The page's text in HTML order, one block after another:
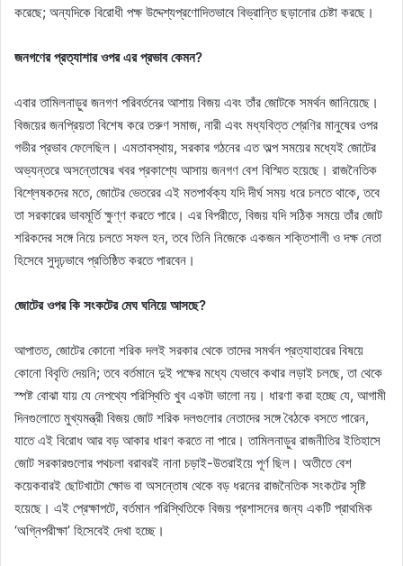
করেছে; অন্যদিকে বিরোধী পক্ষ উদ্দেশ্যপ্রণোদিতভাবে বিভ্রান্তি ছড়ানোর চেষ্টা করছে।
জনগণের প্রত্যাশার ওপর এর প্রভাব কেমন?
এবার তামিলনাড়ুর জনগণ পরিবর্তনের আশায় বিজয় এবং তাঁর জোটকে সমর্থন জানিয়েছে।
বিজয়ের জনপ্রিয়তা বিশেষ করে তরুণ সমাজ, নারী এবং মধ্যবিত্ত শ্রেণির মানুষের ওপর
গভীর প্রভাব ফেলেছিল। এমতাবস্থায়, সরকার গঠনের এত অল্প সময়ের মধ্যেই জোটের
অভ্যন্তরে অসন্তোষের খবর প্রকাশ্যে আসায় জনগণ বেশ বিস্মিত হয়েছে। রাজনৈতিক
বিশ্লেষকদের মতে, জোটের ভেতরের এই মতপার্থক্য যদি দীর্ঘ সময় ধরে চলতে থাকে, তবে
তা সরকারের ভাবমূর্তি ক্ষুণ্ণ করতে পারে। এর বিপরীতে, বিজয় যদি সঠিক সময়ে তাঁর জোট
শরিকদের সঙ্গে নিয়ে চলতে সফল হন, তবে তিনি নিজেকে একজন শক্তিশালী ও দক্ষ নেতা
হিসেবে সুদৃঢ়ভাবে প্রতিষ্ঠিত করতে পারবেন।
জোটের ওপর কি সংকটের মেঘ ঘনিয়ে আসছে?
আপাতত, জোটের কোনো শরিক দলই সরকার থেকে তাদের সমর্থন প্রত্যাহারের বিষয়ে
কোনো বিবৃতি দেয়নি; তবে বর্তমানে দুই পক্ষের মধ্যে যেভাবে কথার লড়াই চলছে, তা থেকে
স্পষ্ট বোঝা যায় যে নেপথ্যে পরিস্থিতি খুব একটা ভালো নয়। ধারণা করা হচ্ছে যে, আগামী
দিনগুলোতে মুখ্যমন্ত্রী বিজয় জোট শরিক দলগুলোর নেতাদের সঙ্গে বৈঠকে বসতে পারেন,
যাতে এই বিরোধ আর বড় আকার ধারণ করতে না পারে। তামিলনাড়ুর রাজনীতির ইতিহাসে
জোট সরকারগুলোর পথচলা বরাবরই নানা চড়াই-উতরাইয়ে পূর্ণ ছিল। অতীতে বেশ
কয়েকবারই ছোটখাটো ক্ষোভ বা অসন্তোষ থেকে বড় ধরনের রাজনৈতিক সংকটের সৃষ্টি
হয়েছে। এই প্রেক্ষাপটে, বর্তমান পরিস্থিতিকে বিজয় প্রশাসনের জন্য একটি প্রাথমিক
‘অগ্নিপরীক্ষা’ হিসেবেই দেখা হচ্ছে।